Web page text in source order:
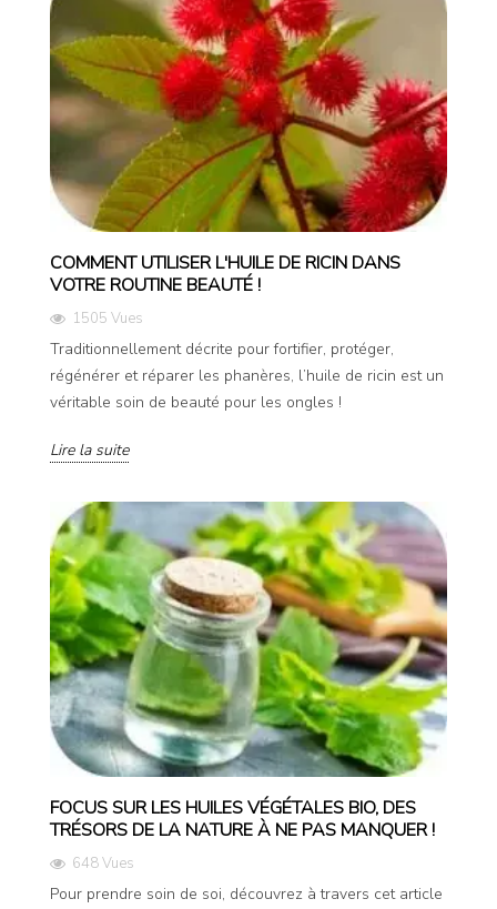
COMMENT UTILISER L'HUILE DE RICIN DANS
VOTRE ROUTINE BEAUTÉ !
1505 Vues
Traditionnellement décrite pour fortifier, protéger,
régénérer et réparer les phanères, l’huile de ricin est un
véritable soin de beauté pour les ongles !
Lire la suite
FOCUS SUR LES HUILES VÉGÉTALES BIO, DES
TRÉSORS DE LA NATURE À NE PAS MANQUER !
648 Vues
Pour prendre soin de soi, découvrez à travers cet article